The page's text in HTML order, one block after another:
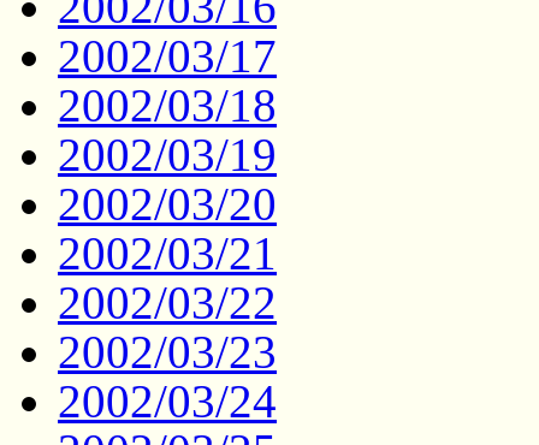
2002/03/17
2002/03/18
2002/03/19
2002/03/20
2002/03/21
2002/03/22
2002/03/23
2002/03/24